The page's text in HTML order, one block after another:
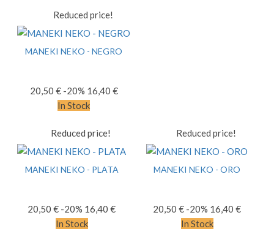
MANEKI NEKO - NEGRO
20,50 € -20% 16,40 €
Reduced price!
In Stock
MANEKI NEKO - PLATA
20,50 € -20% 16,40 €
Reduced price!
In Stock
MANEKI NEKO - ORO
20,50 € -20% 16,40 €
Reduced price!
In Stock